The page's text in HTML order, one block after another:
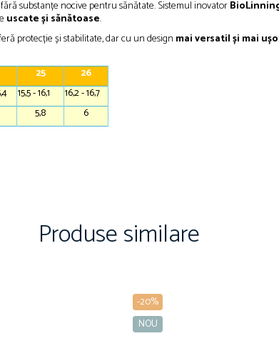
substanțe nocive pentru sănătate. Sistemul inovator
uscate și sănătoase.
protecție și stabilitate, dar cu un design mai versatil și mai
25
26
15,5 - 16,1
16,2 - 16,7
5,8 6
Produse similare
-20%
NOU